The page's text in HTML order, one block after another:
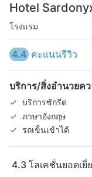
Hotel
โรงแรม
4.4 คะแนนรีวิว
บริการ/สิ่งอำนวยค
บริการซักรีด
ภาษาอังกฤษ
รถเข็นเข้าได้
4.3 โลเคชั่นยอดเยี่